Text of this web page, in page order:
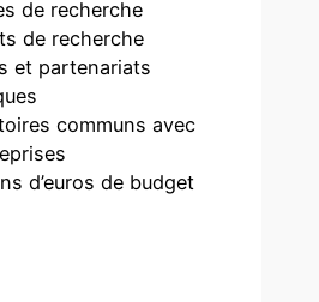
de recherche
de recherche
et partenariats
communs avec
d’euros de budget